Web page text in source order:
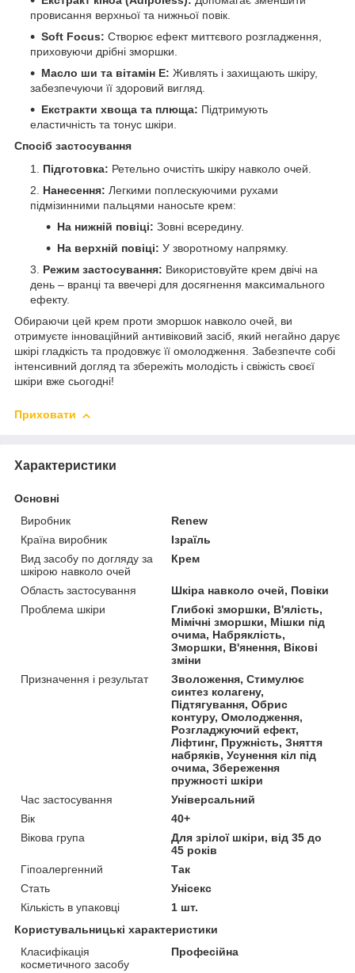
провисання верхньої та нижньої повік.
Soft Focus: Створює ефект миттєвого розгладження,
приховуючи дрібні зморшки.
Масло ши та вітамін Е: Живлять і захищають шкіру,
забезпечуючи її здоровий вигляд.
Екстракти хвоща та плюща: Підтримують
еластичність та тонус шкіри.
Спосіб застосування
Підготовка: Ретельно очистіть шкіру навколо очей.
Нанесення: Легкими поплескуючими рухами
підмізинними пальцями наносьте крем:
На нижній повіці: Зовні всередину.
На верхній повіці: У зворотному напрямку.
Режим застосування: Використовуйте крем двічі на
день – вранці та ввечері для досягнення максимального
ефекту.
Обираючи цей крем проти зморшок навколо очей, ви
отримуєте інноваційний антивіковий засіб, який негайно дарує
шкірі гладкість та продовжує її омолодження. Забезпечте собі
інтенсивний догляд та збережіть молодість і свіжість своєї
шкіри вже сьогодні!
Приховати
Характеристики
Основні
Виробник
Renew
Країна виробник
Ізраїль
Вид засобу по догляду за
шкірою навколо очей
Крем
Область застосування
Шкіра навколо очей, Повіки
Проблема шкіри
Глибокі зморшки, В'ялість,
Мімічні зморшки, Мішки під
очима, Набряклість,
Зморшки, В'янення, Вікові
зміни
Призначення і результат
Зволоження, Стимулює
синтез колагену,
Підтягування, Обрис
контуру, Омолодження,
Розгладжуючий ефект,
Ліфтинг, Пружність, Зняття
набряків, Усунення кіл під
очима, Збереження
пружності шкіри
Час застосування
Універсальний
Вік
40+
Вікова група
Для зрілої шкіри, від 35 до
45 років
Гіпоалергенний
Так
Стать
Унісекс
Кількість в упаковці
1 шт.
Користувальницькі характеристики
Класифікація
косметичного засобу
Професійна